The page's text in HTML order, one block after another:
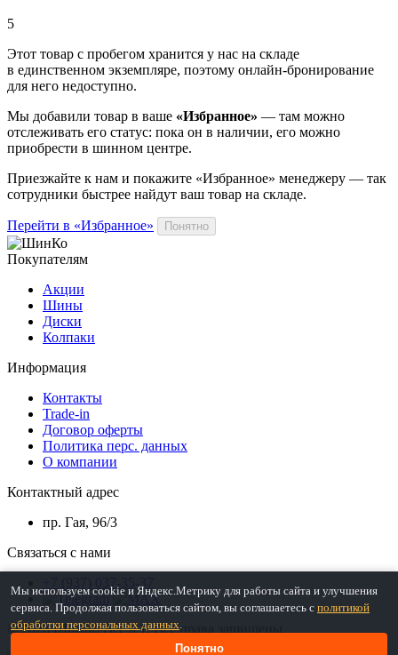
5
Этот товар с пробегом хранится у нас на складе
в единственном экземпляре, поэтому онлайн-бронирование
для него недоступно.
Мы добавили товар в ваше «Избранное» — там можно
отслеживать его статус: пока он в наличии, его можно
приобрести в шинном центре.
Приезжайте к нам и покажите «Избранное» менеджеру — так
сотрудники быстрее найдут ваш товар на складе.
Перейти в «Избранное» Понятно
Покупателям
Акции
Шины
Диски
Колпаки
Информация
Контакты
Trade-in
Договор оферты
Политика перс. данных
О компании
Контактный адрес
пр. Гая, 96/3
Связаться с нами
© 2026 ШинКо Всё в 1. Все права защищены.
Мы используем cookie и Яндекс.Метрику для работы сайта и улучшения
сервиса. Продолжая пользоваться сайтом, вы соглашаетесь с политикой
обработки персональных данных.
Понятно